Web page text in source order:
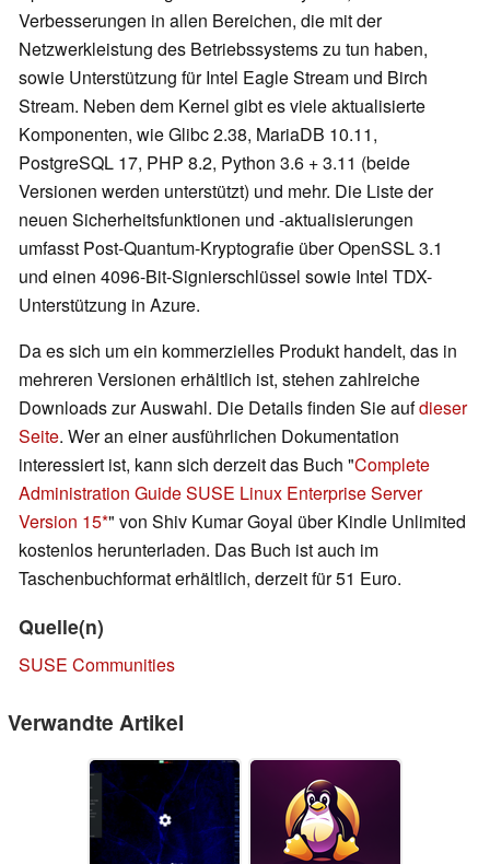
Verbesserungen in allen Bereichen, die mit der
Netzwerkleistung des Betriebssystems zu tun haben,
sowie Unterstützung für Intel Eagle Stream und Birch
Stream. Neben dem Kernel gibt es viele aktualisierte
Komponenten, wie Glibc 2.38, MariaDB 10.11,
PostgreSQL 17, PHP 8.2, Python 3.6 + 3.11 (beide
Versionen werden unterstützt) und mehr. Die Liste der
neuen Sicherheitsfunktionen und -aktualisierungen
umfasst Post-Quantum-Kryptografie über OpenSSL 3.1
und einen 4096-Bit-Signierschlüssel sowie Intel TDX-
Unterstützung in Azure.
Da es sich um ein kommerzielles Produkt handelt, das in
mehreren Versionen erhältlich ist, stehen zahlreiche
Downloads zur Auswahl. Die Details finden Sie aufdieser
Seite. Wer an einer ausführlichen Dokumentation
interessiert ist, kann sich derzeit das Buch "Complete
Administration Guide SUSE Linux Enterprise Server
Version 15 " von Shiv Kumar Goyal über Kindle Unlimited
kostenlos herunterladen. Das Buch ist auch im
Taschenbuchformat erhältlich, derzeit für 51 Euro.
Quelle(n)
SUSE Communities
Verwandte Artikel